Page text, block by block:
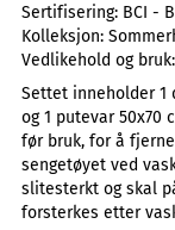
Sertifisering: BCI -
Kolleksjon:
Vedlikehold og bruk:
Settet inneholder 1
og 1 putevar 50x70
før bruk, for å
sengetøyet ved
slitesterkt og skal
forsterkes etter